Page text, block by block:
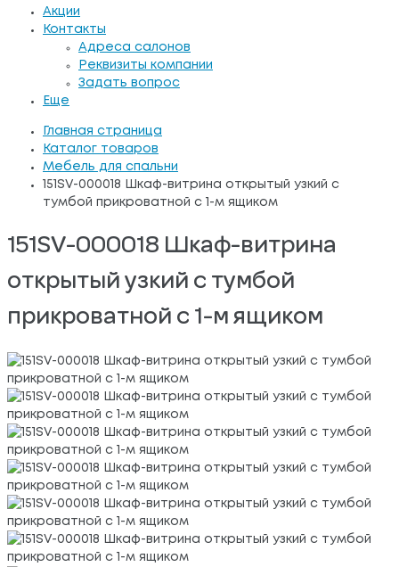
Акции
Контакты
Адреса салонов
Реквизиты компании
Задать вопрос
Еще
Главная страница
Каталог товаров
Мебель для спальни
151SV-000018 Шкаф-витрина открытый узкий с
тумбой прикроватной с 1-м ящиком
151SV-000018 Шкаф-витрина
открытый узкий с тумбой
прикроватной с 1-м ящиком